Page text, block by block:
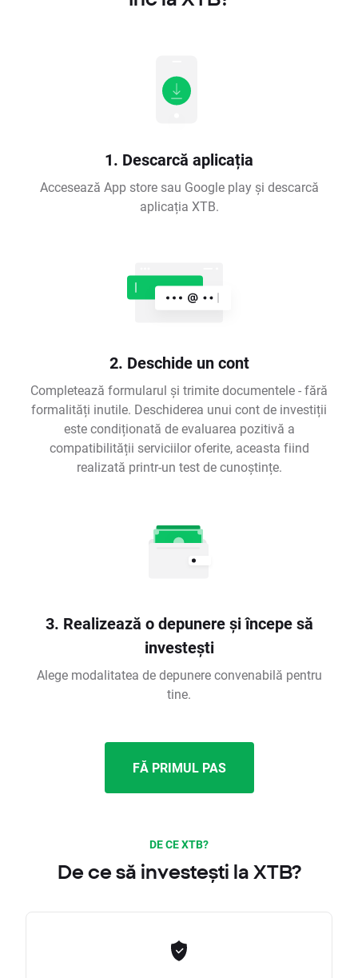
1. Descarcă aplicația
Accesează App store sau Google play și descarcă
aplicația XTB.
2. Deschide un cont
Completează formularul și trimite documentele - fără
formalități inutile. Deschiderea unui cont de investiții
este condiționată de evaluarea pozitivă a
compatibilității serviciilor oferite, aceasta fiind
realizată printr-un test de cunoștințe.
3. Realizează o depunere și începe să
investești
Alege modalitatea de depunere convenabilă pentru
tine.
FĂ PRIMUL PAS
DE CE XTB?
De ce să investești la XTB?